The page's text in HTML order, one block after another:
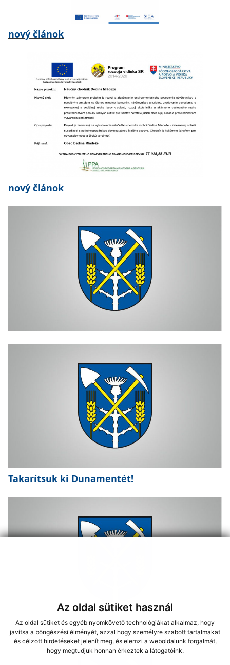
Az oldal sütiket használ
Az oldal sütiket és egyéb nyomkövető technológiákat alkalmaz, hogy
javítsa a böngészési élményét, azzal hogy személyre szabott tartalmakat
és célzott hirdetéseket jelenít meg, és elemzi a weboldalunk forgalmát,
hogy megtudjuk honnan érkeztek a látogatóink.
nový článok
nový článok
Takarítsuk ki Dunamentét!